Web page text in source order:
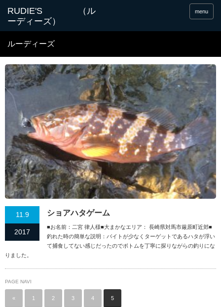
menu
ルーディーズ
11.9
2017
ショアハタゲーム
■お名前：二宮 律人様■大まかなエリア： 長崎県対馬市厳原町近郊■
釣れた時の簡単な説明：バイトが少なくターゲットであるハタが浮い
て捕食してない感じだったのでボトムを丁寧に探りながらの釣りにな
りました。
PAGE NAVI
« 1 2 3 4 5